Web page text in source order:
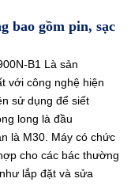
bao gồm pin, sạc
B1 Là sản
với công nghệ hiện
sử dụng để siết
long là đầu
là M30. Máy có chức
cho các bác thường
lắp đặt và sửa